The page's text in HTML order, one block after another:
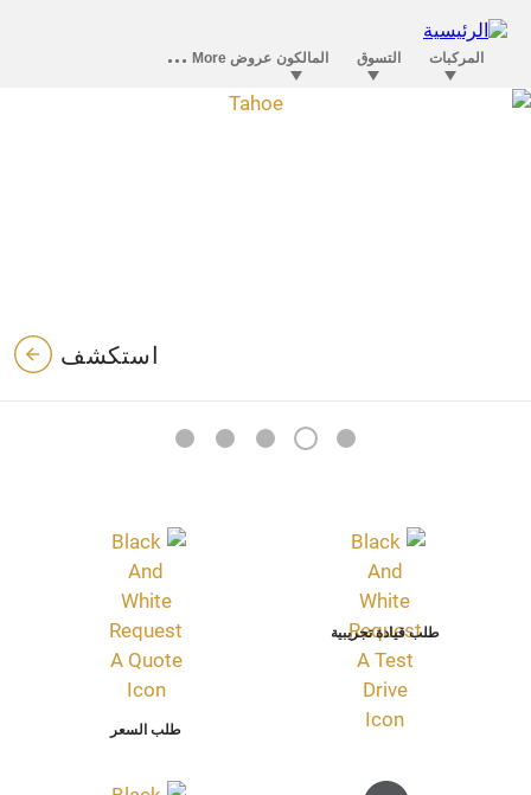
استكشف
1
2
3
4
5
طلب قيادة تجريبية
طلب السعر